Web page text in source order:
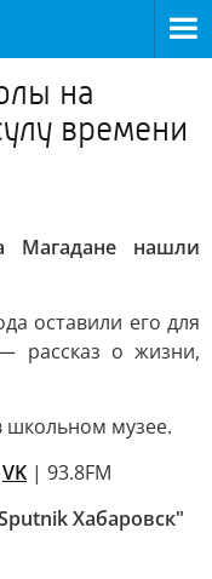
на
времени
Магадане нашли
оставили его для
рассказ о жизни,
школьном музее.
VK | 93.8FM
Хабаровск"